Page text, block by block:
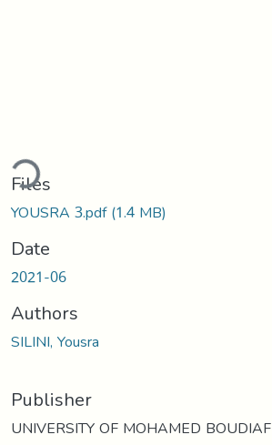
Files
YOUSRA 3.pdf(1.4 MB)
Date
2021-06
Authors
SILINI, Yousra
Publisher
UNIVERSITY OF MOHAMED BOUDIAF